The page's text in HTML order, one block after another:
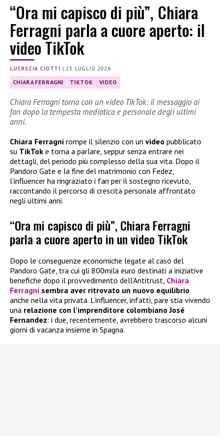
“Ora mi capisco di più”, Chiara
Ferragni parla a cuore aperto: il
video TikTok
LUCREZIA CIOTTI |23 LUGLIO 2026
CHIARA FERRAGNI TIKTOK VIDEO
Chiara Ferragni torna con un video TikTok: il messaggio ai
fan dopo la tempesta mediatica e personale degli ultimi
anni.
Chiara Ferragni rompe il silenzio con un video pubblicato
su TikTok e torna a parlare, seppur senza entrare nei
dettagli, del periodo più complesso della sua vita. Dopo il
Pandoro Gate e la fine del matrimonio con Fedez,
l’influencer ha ringraziato i fan per il sostegno ricevuto,
raccontando il percorso di crescita personale affrontato
negli ultimi anni.
“Ora mi capisco di più”, Chiara Ferragni
parla a cuore aperto in un video TikTok
Dopo le conseguenze economiche legate al caso del
Pandoro Gate, tra cui gli 800mila euro destinati a iniziative
benefiche dopo il provvedimento dell’Antitrust, Chiara
Ferragni sembra aver ritrovato un nuovo equilibrio
anche nella vita privata. L’influencer, infatti, pare stia vivendo
una relazione con l’imprenditore colombiano José
Fernandez: i due, recentemente, avrebbero trascorso alcuni
giorni di vacanza insieme in Spagna.